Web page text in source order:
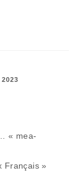
« mea-
Français »